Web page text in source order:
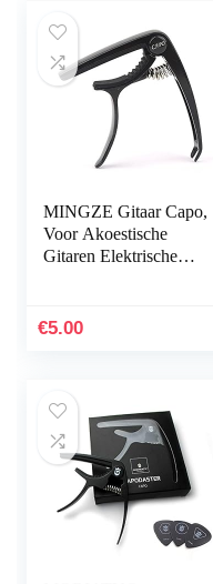
MINGZE Gitaar Capo,
Voor Akoestische
Gitaren Elektrische
Eenvoudig Om Een…
€5.00